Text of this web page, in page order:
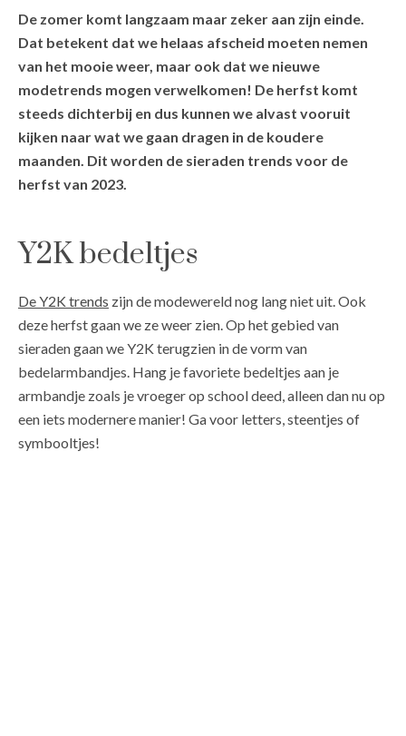
De zomer komt langzaam maar zeker aan zijn einde.
Dat betekent dat we helaas afscheid moeten nemen
van het mooie weer, maar ook dat we nieuwe
modetrends mogen verwelkomen! De herfst komt
steeds dichterbij en dus kunnen we alvast vooruit
kijken naar wat we gaan dragen in de koudere
maanden. Dit worden de sieraden trends voor de
herfst van 2023.
Y2K bedeltjes
De Y2K trends zijn de modewereld nog lang niet uit. Ook
deze herfst gaan we ze weer zien. Op het gebied van
sieraden gaan we Y2K terugzien in de vorm van
bedelarmbandjes. Hang je favoriete bedeltjes aan je
armbandje zoals je vroeger op school deed, alleen dan nu op
een iets modernere manier! Ga voor letters, steentjes of
symbooltjes!